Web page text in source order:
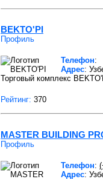
BEKTO'PI
Профиль
Телефон:
Адрес:
Торговый комплекс
Рейтинг: 370
MASTER BUILDING
Профиль
Телефон:
Адрес: